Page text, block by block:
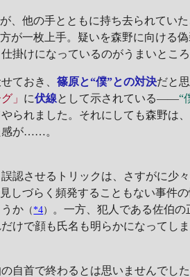
、他の手とともに持ち去られてい
が一枚上手。疑いを森野に向ける
掛けになっているのがうまいところ
ておき、篠原と“僕”との対決だと
」 に伏線として示されている――“
れました。それにしても森野は、
感が……。
認させるトリックは、さすがに少
づらく頻発することもない事件
か （*4） 。一方、犯人である佐伯の
けで顔も氏名も明らかになって
自首で終わるとは思いませんでし